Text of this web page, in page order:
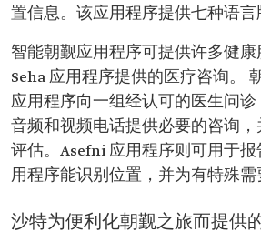
置信息。该应用程序提供七种语言
智能朝觐应用程序可提供许多健
Seha 应用程序提供的医疗咨询。
应用程序向一组经认可的医生问
音频和视频电话提供必要的咨询
评估。Asefni 应用程序则可用于
用程序能识别位置，并为有特殊需
沙特为便利化朝觐之旅而提供